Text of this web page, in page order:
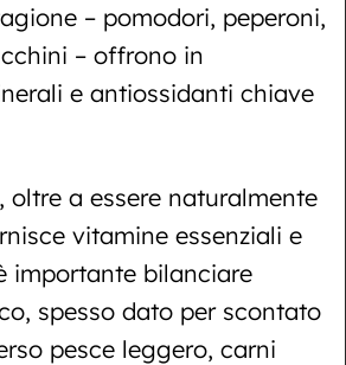
– pomodori, peperoni,
– offrono in
e antiossidanti chiave
oltre a essere naturalmente
vitamine essenziali e
importante bilanciare
spesso dato per scontato
pesce leggero, carni